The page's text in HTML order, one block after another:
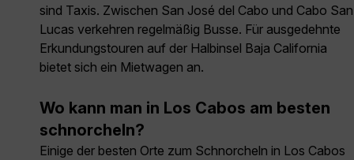
sind Taxis. Zwischen San José del Cabo und Cabo San
Lucas verkehren regelmäßig Busse. Für ausgedehnte
Erkundungstouren auf der Halbinsel Baja California
bietet sich ein Mietwagen an.
Wo kann man in Los Cabos am besten
schnorcheln?
Einige der besten Orte zum Schnorcheln in Los Cabos